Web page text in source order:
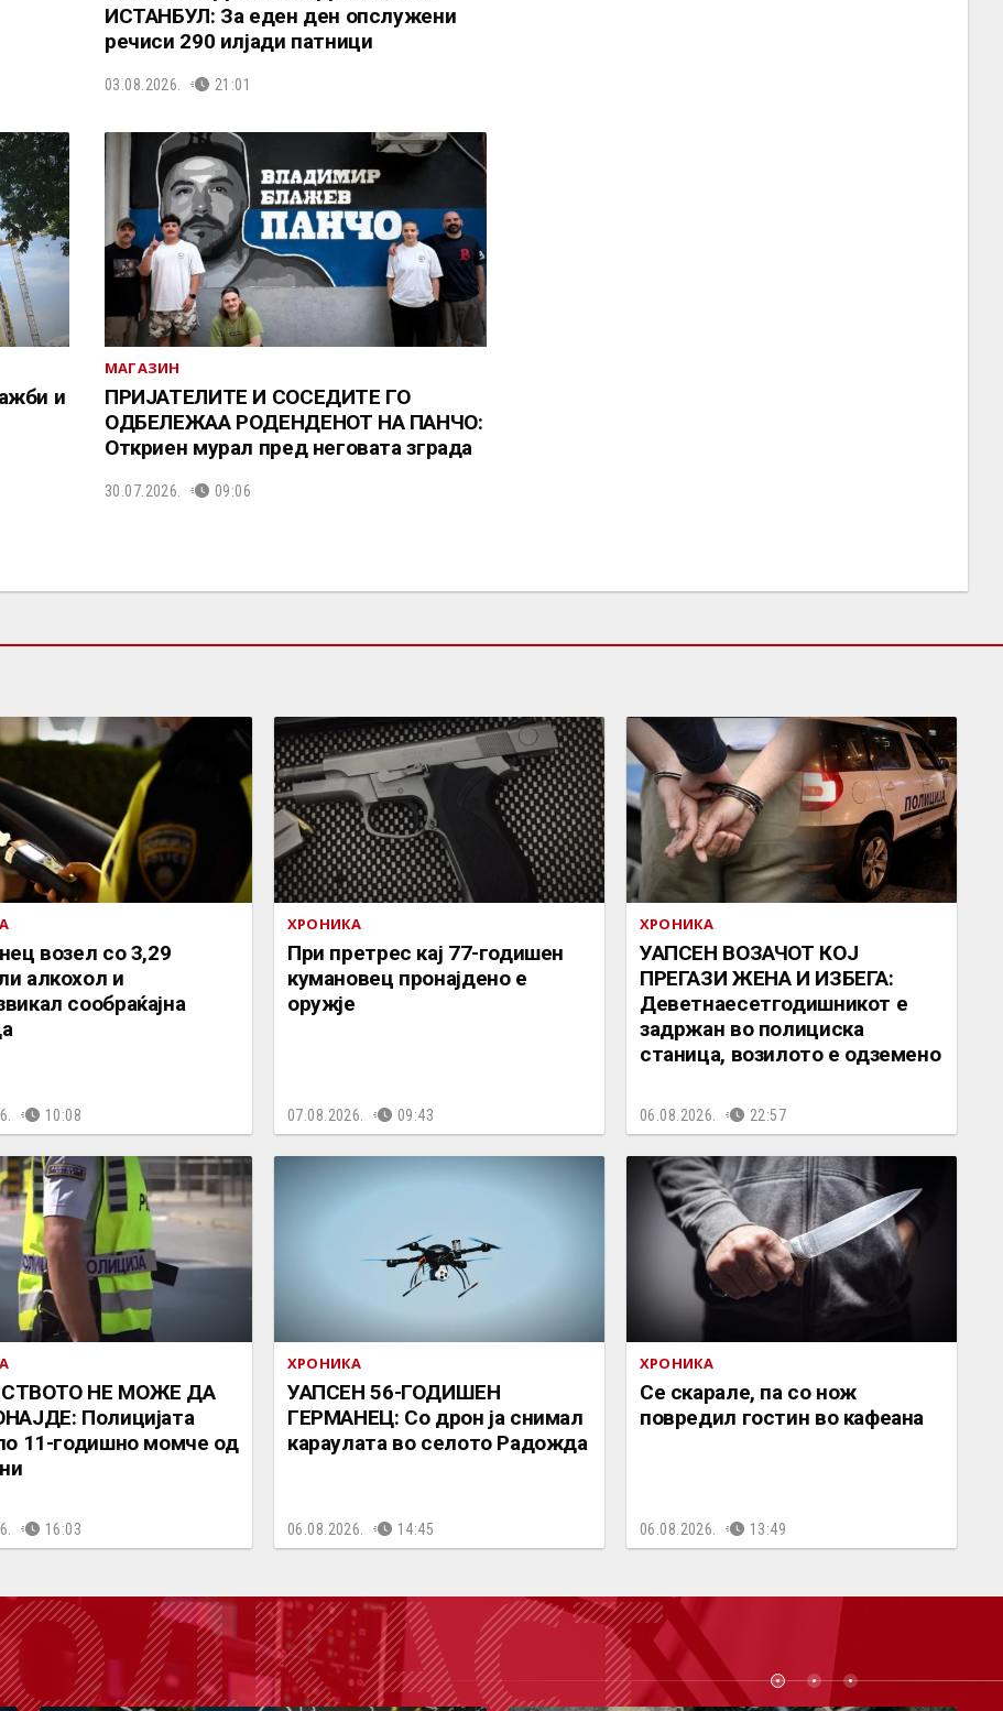
ИСТАНБУЛ: За еден ден опслужени
речиси 290 илјади патници
03.08.2026. 21:01
и
МАГАЗИН
ПРИЈАТЕЛИТЕ И СОСЕДИТЕ ГО
ОДБЕЛЕЖАА РОДЕНДЕНОТ НА ПАНЧО:
Откриен мурал пред неговата зграда
30.07.2026. 09:06
возел со 3,29
алкохол и
сообраќајна
10:08
ХРОНИКА
При претрес кај 77-годишен
кумановец пронајдено е
оружје
07.08.2026. 09:43
ХРОНИКА
УАПСЕН ВОЗАЧОТ КОЈ
ПРЕГАЗИ ЖЕНА И ИЗБЕГА:
Деветнаесетгодишникот е
задржан во полициска
станица, возилото е одземено
06.08.2026. 22:57
НЕ МОЖЕ ДА
Полицијата
11-годишно момче од
16:03
ХРОНИКА
УАПСЕН 56-ГОДИШЕН
ГЕРМАНЕЦ: Со дрон ја снимал
караулата во селото Радожда
06.08.2026. 14:45
ХРОНИКА
Се скарале, па со нож
повредил гостин во кафеана
06.08.2026. 13:49